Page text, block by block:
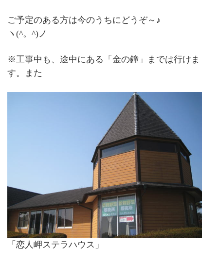
ご予定のある方は今のうちにどうぞ～♪
ヽ(^。^)ノ
※工事中も、途中にある「金の鐘」までは行けま
す。また
「恋人岬ステラハウス」